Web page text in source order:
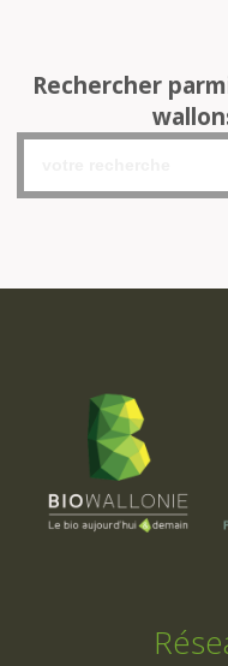
Rechercher